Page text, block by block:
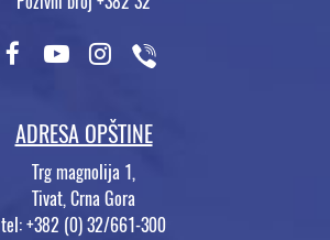
ADRESA OPŠTINE
Trg magnolija 1,
Tivat, Crna Gora
tel: +382 (0) 32/661-300